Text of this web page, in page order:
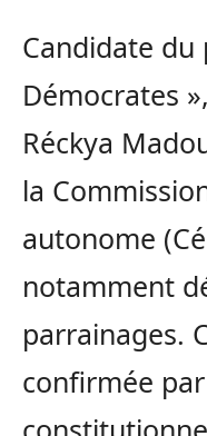
Candidate du
Démocrates
Réckya
la
autonome
notamment
parrainages.
confirmée